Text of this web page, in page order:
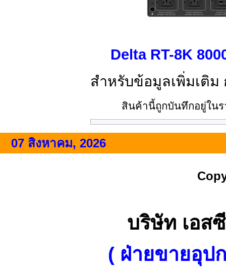
Delta RT-8K
สำหรับข้อมูลเพิ่มเติ
สินค้านี้ถูกบันทึกอยู่ใน
07 สิงหาคม, 2026
บริษัท เอส
( ฝ่ายขายอุป